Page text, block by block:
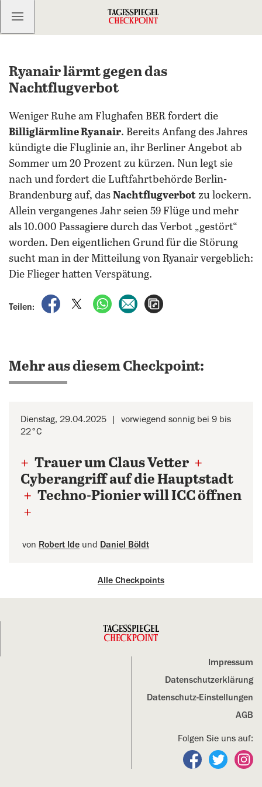
Kostenlos anmelden
Ryanair lärmt gegen das
Nachtflugverbot
Weniger Ruhe am Flughafen BER fordert die
Billiglärmline Ryanair. Bereits Anfang des Jahres
kündigte die Fluglinie an, ihr Berliner Angebot ab
Sommer um 20 Prozent zu kürzen. Nun legt sie
nach und fordert die Luftfahrtbehörde Berlin-
Brandenburg auf, das Nachtflugverbot zu lockern.
Allein vergangenes Jahr seien 59 Flüge und mehr
als 10.000 Passagiere durch das Verbot „gestört“
worden. Den eigentlichen Grund für die Störung
sucht man in der Mitteilung von Ryanair vergeblich:
Die Flieger hatten Verspätung.
Teilen:
auf Facebook teilen
auf X teilenper WhatsApp teilen
per E-Mail teilen
Mehr aus diesem Checkpoint:
Dienstag, 29.04.2025
vorwiegend sonnig bei 9 bis
22°C
+ Trauer um Claus Vetter +
Cyberangriff auf die Hauptstadt
+ Techno-Pionier will ICC öffnen
+
von Robert Ide und Daniel Böldt
Alle Checkpoints
Impressum
Datenschutz­erklärung
Datenschutz-Einstellungen
AGB
Folgen Sie uns auf:
Folgen Sie